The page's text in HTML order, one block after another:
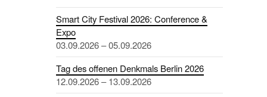
Smart City Festival 2026: Conference &
Expo
03.09.2026 – 05.09.2026
Tag des offenen Denkmals Berlin 2026
12.09.2026 – 13.09.2026